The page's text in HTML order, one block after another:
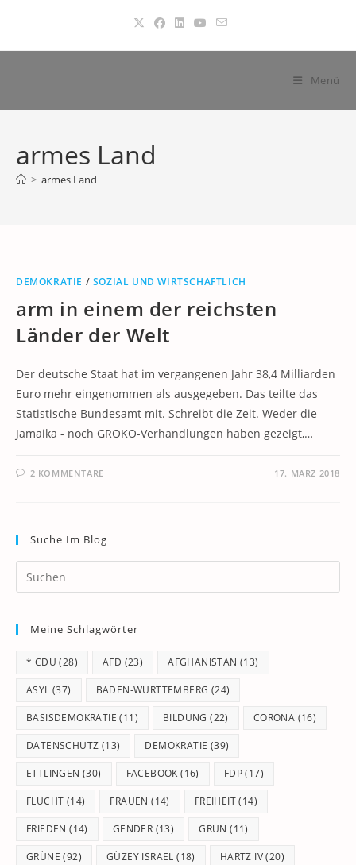
springen
Menü
armes Land
> armes Land
DEMOKRATIE / SOZIAL UND WIRTSCHAFTLICH
arm in einem der reichsten
Länder der Welt
Der deutsche Staat hat im vergangenen Jahr 38,4 Milliarden
Euro mehr eingenommen als ausgegeben. Das teilte das
Statistische Bundesamt mit. Schreibt die Zeit. Weder die
Jamaika - noch GROKO-Verhandlungen haben gezeigt,…
2 KOMMENTARE 17. MÄRZ 2018
Suche Im Blog
Meine Schlagwörter
* CDU (28) AFD (23) AFGHANISTAN (13)
ASYL (37) BADEN-WÜRTTEMBERG (24)
BASISDEMOKRATIE (11) BILDUNG (22) CORONA (16)
DATENSCHUTZ (13) DEMOKRATIE (39)
ETTLINGEN (30) FACEBOOK (16) FDP(17)
FLUCHT (14) FRAUEN (14) FREIHEIT(14)
FRIEDEN (14) GENDER (13) GRÜN (11)
GRÜNE (92) GÜZEY ISRAEL (18) HARTZ IV(20)